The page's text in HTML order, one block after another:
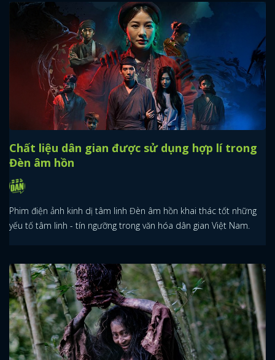
Chất liệu dân gian được sử dụng hợp lí trong
Đèn âm hồn
Phim điện ảnh kinh dị tâm linh Đèn âm hồn khai thác tốt những
yếu tố tâm linh - tín ngưỡng trong văn hóa dân gian Việt Nam.